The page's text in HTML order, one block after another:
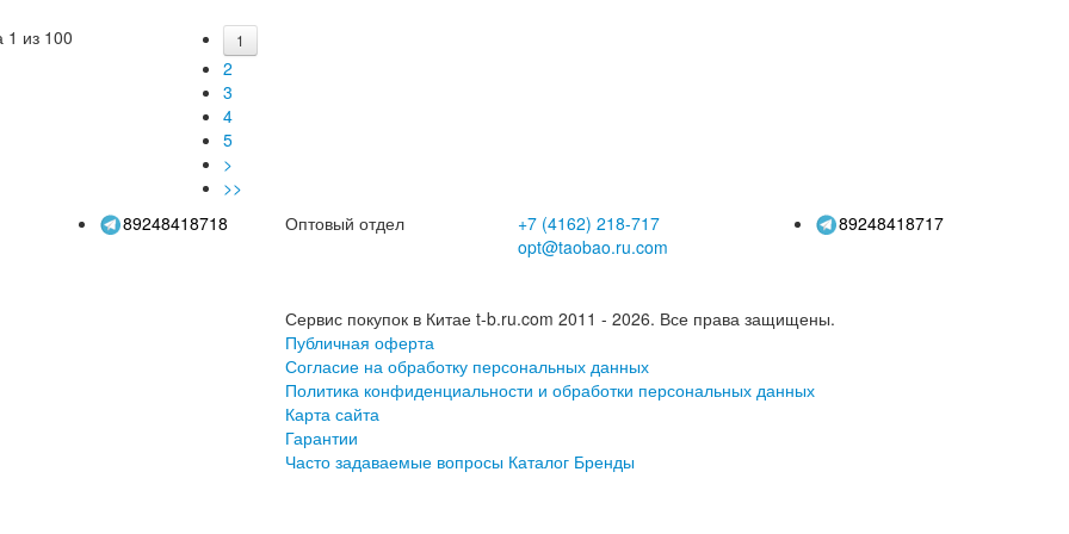
конверты
красивый цветочный
конверт в западном
1 из 100 1
2
3
4
5
>
>>
89248418718 Оптовый отдел +7 (4162) 218-717
opt@taobao.ru.com
89248418717
Сервис покупок в Китае t-b.ru.com 2011 - 2026. Все права защищены.
Публичная оферта
Согласие на обработку персональных данных
Политика конфиденциальности и обработки персональных данных
Карта сайта
Гарантии
Часто задаваемые вопросы Каталог Бренды